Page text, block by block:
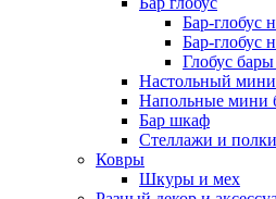
Бар-глобус
Бар-глобус
Глобус
Настольный
Напольные мини
Бар шкаф
Стеллажи и
Ковры
Шкуры и мех